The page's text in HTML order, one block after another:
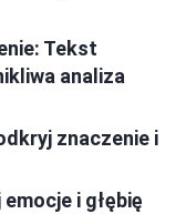
Tekst
analiza
znaczenie i
i głębię